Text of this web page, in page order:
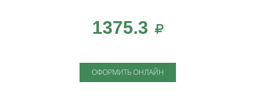
1375.3
ОФОРМИТЬ ОНЛАЙН